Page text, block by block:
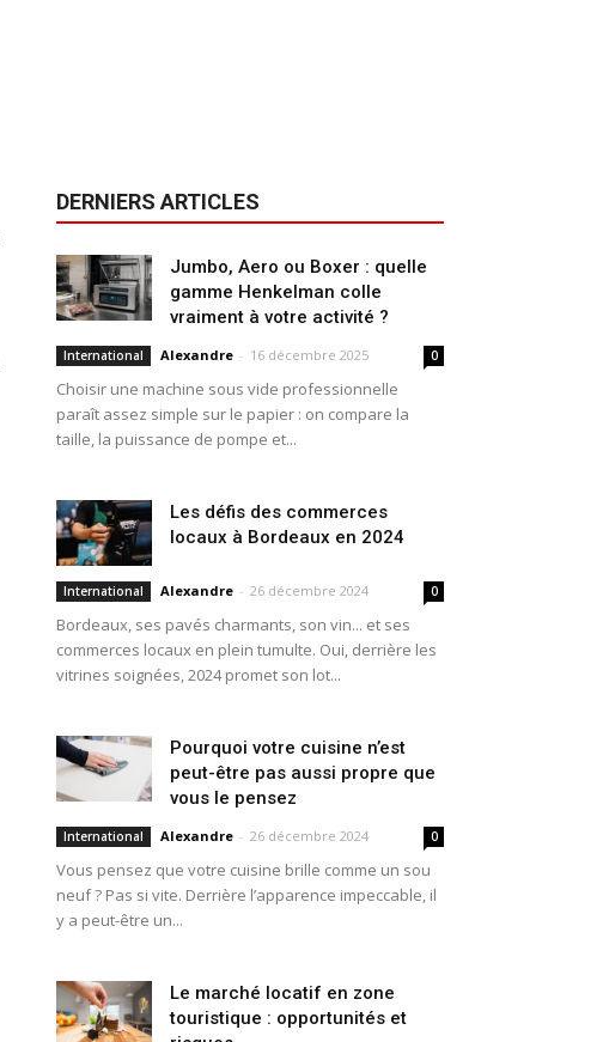
DERNIERS ARTICLES
Jumbo, Aero ou Boxer : quelle
gamme Henkelman colle
vraiment à votre activité ?
International Alexandre - 16 décembre 2025 0
Choisir une machine sous vide professionnelle
paraît assez simple sur le papier : on compare la
taille, la puissance de pompe et...
Les défis des commerces
locaux à Bordeaux en 2024
International Alexandre - 26 décembre 2024 0
Bordeaux, ses pavés charmants, son vin... et ses
commerces locaux en plein tumulte. Oui, derrière les
vitrines soignées, 2024 promet son lot...
Pourquoi votre cuisine n’est
peut-être pas aussi propre que
vous le pensez
International Alexandre - 26 décembre 2024 0
Vous pensez que votre cuisine brille comme un sou
neuf ? Pas si vite. Derrière l’apparence impeccable, il
y a peut-être un...
Le marché locatif en zone
touristique : opportunités et